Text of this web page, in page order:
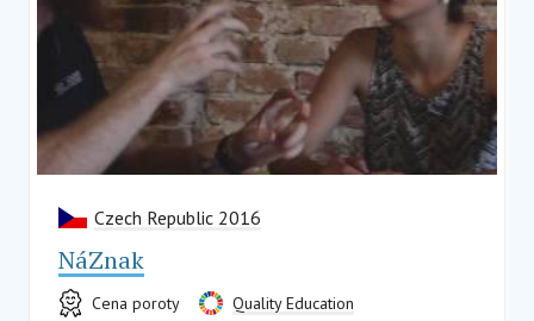
Czech Republic 2016
NáZnak
Cena poroty Quality Education